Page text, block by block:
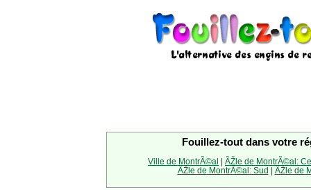
Fouillez-tout dans votre
Ville de MontrÃ©al | ÃŽle de MontrÃ©al:
ÃŽle de MontrÃ©al: Sud | ÃŽle de